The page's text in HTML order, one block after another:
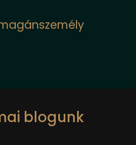
kapni .
egy
magyar és
tulajdonosa
blogunk